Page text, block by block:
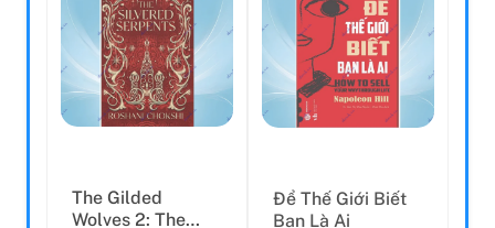
The Gilded
Wolves 2: The
Để Thế Giới Biết
Bạn Là Ai